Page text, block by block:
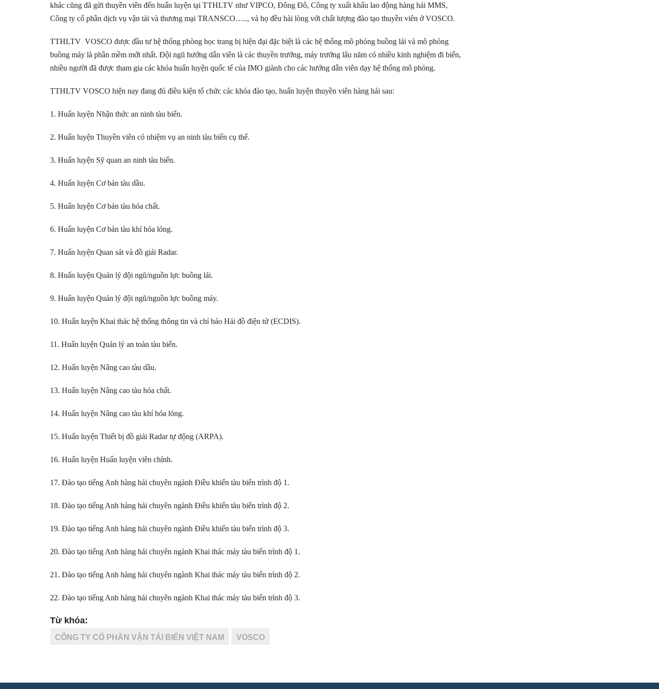
khác cũng đã gửi thuyền viên đến huấn luyện tại TTHLTV như VIPCO, Đông Đô, Công ty xuất khẩu lao động hàng hải MMS,
Công ty cổ phần dịch vụ vận tải và thương mại TRANSCO….., và họ đều hài lòng với chất lượng đào tạo thuyền viên ở VOSCO.
TTHLTV VOSCO được đầu tư hệ thống phòng học trang bị hiện đại đặc biệt là các hệ thống mô phỏng buồng lái và mô phỏng
buồng máy là phần mềm mới nhất. Đội ngũ hướng dẫn viên là các thuyền trưởng, máy trưởng lâu năm có nhiều kinh nghiệm đi biển,
nhiều người đã được tham gia các khóa huấn luyện quốc tế của IMO giành cho các hướng dẫn viên dạy hệ thống mô phỏng.
TTHLTV VOSCO hiện nay đang đủ điều kiện tổ chức các khóa đào tạo, huấn luyện thuyền viên hàng hải sau:
1. Huấn luyện Nhận thức an ninh tàu biển.
2. Huấn luyện Thuyền viên có nhiệm vụ an ninh tàu biển cụ thể.
3. Huấn luyện Sỹ quan an ninh tàu biển.
4. Huấn luyện Cơ bản tàu dầu.
5. Huấn luyện Cơ bản tàu hóa chất.
6. Huấn luyện Cơ bản tàu khí hóa lỏng.
7. Huấn luyện Quan sát và đồ giải Radar.
8. Huấn luyện Quản lý đội ngũ/nguồn lực buồng lái.
9. Huấn luyện Quản lý đội ngũ/nguồn lực buồng máy.
10. Huấn luyện Khai thác hệ thống thông tin và chỉ báo Hải đồ điện tử (ECDIS).
11. Huấn luyện Quản lý an toàn tàu biển.
12. Huấn luyện Nâng cao tàu dầu.
13. Huấn luyện Nâng cao tàu hóa chất.
14. Huấn luyện Nâng cao tàu khí hóa lỏng.
15. Huấn luyện Thiết bị đồ giải Radar tự động (ARPA).
16. Huấn luyện Huấn luyện viên chính.
17. Đào tạo tiếng Anh hàng hải chuyên ngành Điều khiển tàu biển trình độ 1.
18. Đào tạo tiếng Anh hàng hải chuyên ngành Điều khiển tàu biển trình độ 2.
19. Đào tạo tiếng Anh hàng hải chuyên ngành Điều khiển tàu biển trình độ 3.
20. Đào tạo tiếng Anh hàng hải chuyên ngành Khai thác máy tàu biển trình độ 1.
21. Đào tạo tiếng Anh hàng hải chuyên ngành Khai thác máy tàu biển trình độ 2.
22. Đào tạo tiếng Anh hàng hải chuyên ngành Khai thác máy tàu biển trình độ 3.
Từ khóa:
CÔNG TY CỔ PHẦN VẬN TẢI BIỂN VIỆT NAM VOSCO